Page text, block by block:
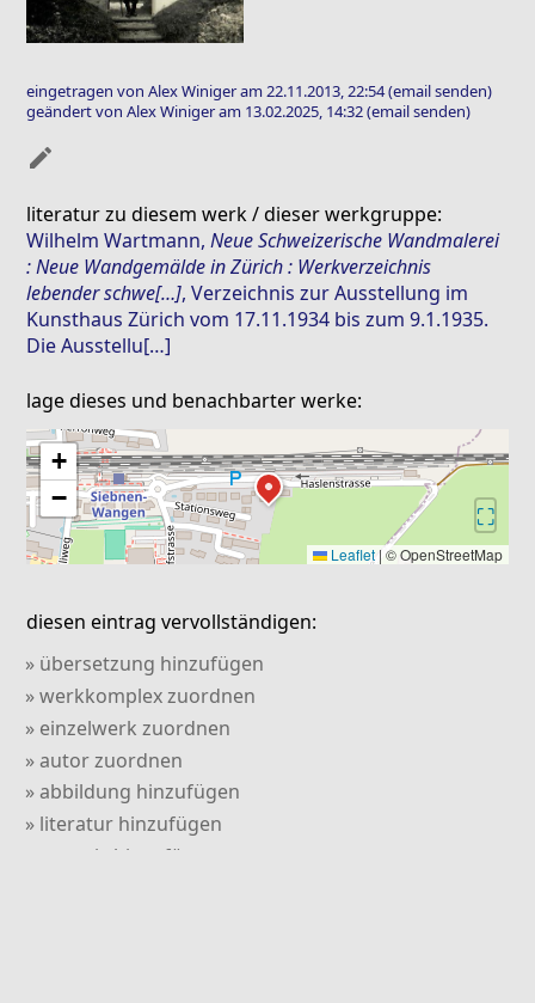
eingetragen von Alex Winiger am 22.11.2013, 22:54(email senden)
geändert von Alex Winiger am 13.02.2025, 14:32(email senden)
mode_edit
literatur zu diesem werk / dieser werkgruppe:
Wilhelm Wartmann,Neue Schweizerische Wandmalerei
: Neue Wandgemälde in Zürich : Werkverzeichnis
lebender schwe[…], Verzeichnis zur Ausstellung im
Kunsthaus Zürich vom 17.11.1934 bis zum 9.1.1935.
Die Ausstellu[…]
lage dieses und benachbarter werke:
+
−
⛶
Leaflet | © OpenStreetMap
diesen eintrag vervollständigen:
» übersetzung hinzufügen
» werkkomplex zuordnen
» einzelwerk zuordnen
» autor zuordnen
» abbildung hinzufügen
» literatur hinzufügen
» verweis hinzufügen